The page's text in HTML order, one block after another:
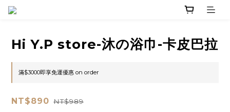
Hi Y.P store-沐の浴巾-卡皮巴拉
滿$3000即享免運優惠 on order
NT$890 NT$989